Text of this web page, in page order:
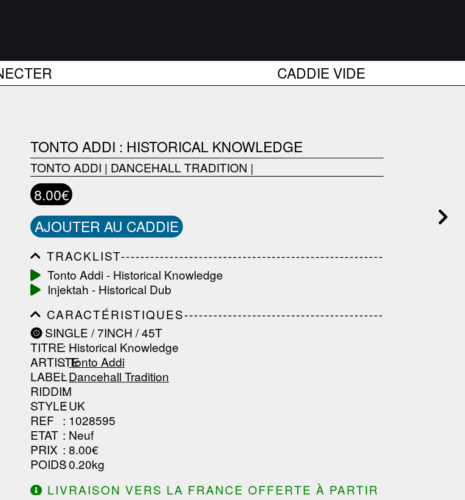
CADDIE VIDE
TONTO ADDI : HISTORICAL KNOWLEDGE
TONTO ADDI | DANCEHALL TRADITION |
8.00€
AJOUTER AU CADDIE
TRACKLIST------------------------------------------------------
---------------------------------------------------------------------
---------------------------------------------------------------------
-----------------
Tonto Addi - Historical Knowledge
Injektah - Historical Dub
CARACTÉRISTIQUES-----------------------------------------
---------------------------------------------------------------------
---------------------------------------------------------------------
------------------------------
SINGLE / 7INCH / 45T
TITRE: Historical Knowledge
ARTISTE
:Tonto Addi
LABEL
:Dancehall Tradition
RIDDIM
:
STYLE: UK
REF : 1028595
ETAT : Neuf
PRIX : 8.00€
POIDS: 0.20kg
LIVRAISON VERS LA FRANCE OFFERTE À PARTIR